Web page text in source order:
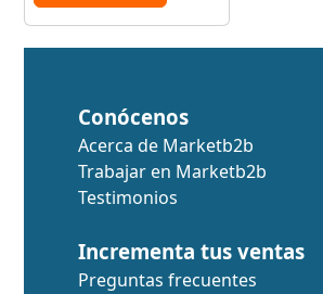
Conócenos
Acerca de Marketb2b
Trabajar en Marketb2b
Testimonios
Incrementa tus ventas
Preguntas frecuentes